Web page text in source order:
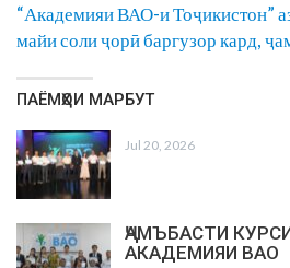
“Академияи ВАО-и Тоҷикистон”
майи соли ҷорӣ баргузор кард,
ПАЁМҲОИ МАРБУТ
Jul 20, 2026
ҶАМЪБАСТИ
АКАДЕМИЯИ ВАО